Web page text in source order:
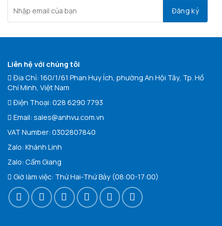
Liên hệ với chúng tôi
Địa Chỉ: 160/1/61 Phan Huy Ích, phường An Hội Tây, Tp. Hồ
Chí Minh, Việt Nam
Điện Thoại: 028 6290 7793
Email: sales@anhvu.com.vn
VAT Number: 0302807840
Zalo: Khánh Linh
Zalo: Cẩm Giang
Giờ làm việc: Thứ Hai-Thứ Bảy (08:00-17:00)